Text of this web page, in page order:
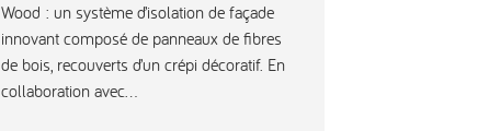
Wood : un système d’isolation de façade
innovant composé de panneaux de fibres
de bois, recouverts d’un crépi décoratif. En
collaboration avec...